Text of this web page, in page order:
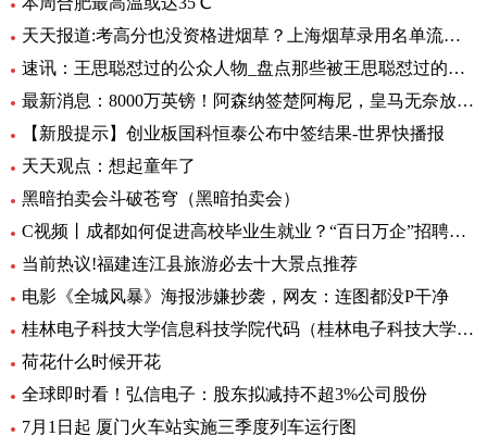
天天报道:考高分也没资格进烟草？上海烟草录用名单流出，印证了张雪峰的话
速讯：王思聪怼过的公众人物_盘点那些被王思聪怼过的名人
最新消息：8000万英镑！阿森纳签楚阿梅尼，皇马无奈放弃，英超4大豪门竞争
【新股提示】创业板国科恒泰公布中签结果-世界快播报
天天观点：想起童年了
黑暗拍卖会斗破苍穹（黑暗拍卖会）
C视频丨成都如何促进高校毕业生就业？“百日万企”招聘活动将提供约30万个岗位
当前热议!福建连江县旅游必去十大景点推荐
电影《全城风暴》海报涉嫌抄袭，网友：连图都没P干净
桂林电子科技大学信息科技学院代码（桂林电子科技大学信息科技学院）
荷花什么时候开花
全球即时看！弘信电子：股东拟减持不超3%公司股份
7月1日起 厦门火车站实施三季度列车运行图